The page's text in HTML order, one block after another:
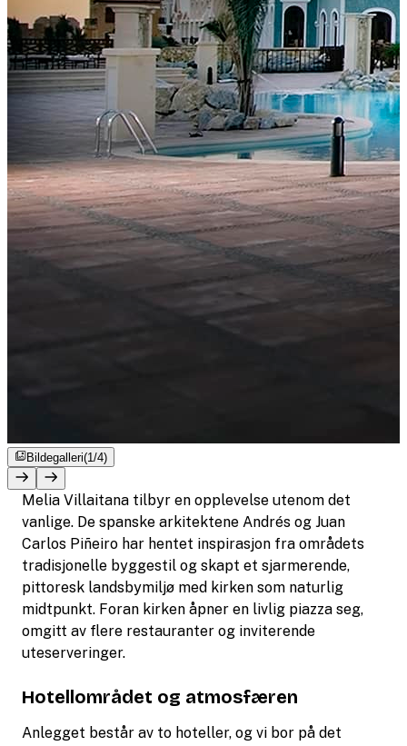
Bildegalleri(1/4)
Melia Villaitana tilbyr en opplevelse utenom det
vanlige. De spanske arkitektene Andrés og Juan
Carlos Piñeiro har hentet inspirasjon fra områdets
tradisjonelle byggestil og skapt et sjarmerende,
pittoresk landsbymiljø med kirken som naturlig
midtpunkt. Foran kirken åpner en livlig piazza seg,
omgitt av flere restauranter og inviterende
uteserveringer.
Hotellområdet og atmosfæren
Anlegget består av to hoteller, og vi bor på det